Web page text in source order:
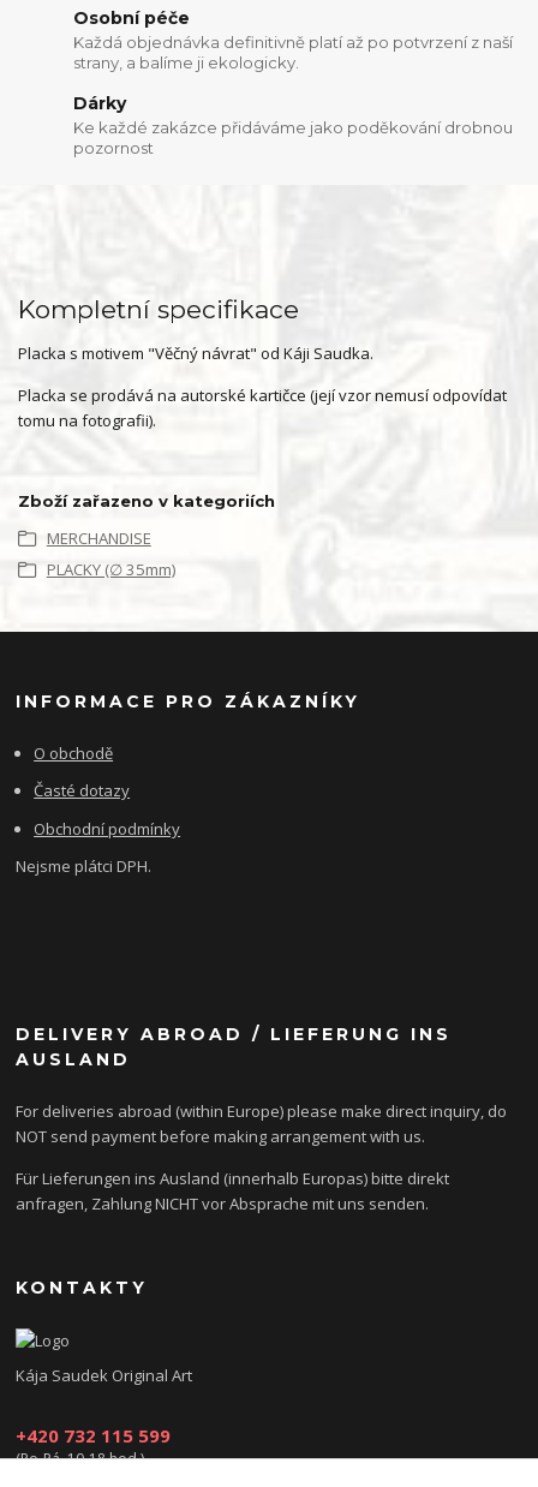
Osobní péče
Každá objednávka definitivně platí až po potvrzení z naší
strany, a balíme ji ekologicky.
Dárky
Ke každé zakázce přidáváme jako poděkování drobnou
pozornost
Kompletní specifikace
Placka s motivem "Věčný návrat" od Káji Saudka.
Placka se prodává na autorské kartičce (její vzor nemusí odpovídat
tomu na fotografii).
Zboží zařazeno v kategoriích
MERCHANDISE
PLACKY (∅ 35mm)
INFORMACE PRO ZÁKAZNÍKY
O obchodě
Časté dotazy
Obchodní podmínky
Nejsme plátci DPH.
DELIVERY ABROAD / LIEFERUNG INS
AUSLAND
For deliveries abroad (within Europe) please make direct inquiry, do
NOT send payment before making arrangement with us.
Für Lieferungen ins Ausland (innerhalb Europas) bitte direkt
anfragen, Zahlung NICHT vor Absprache mit uns senden.
KONTAKTY
Kája Saudek Original Art
+420 732 115 599
(Po-Pá, 10-18 hod.)